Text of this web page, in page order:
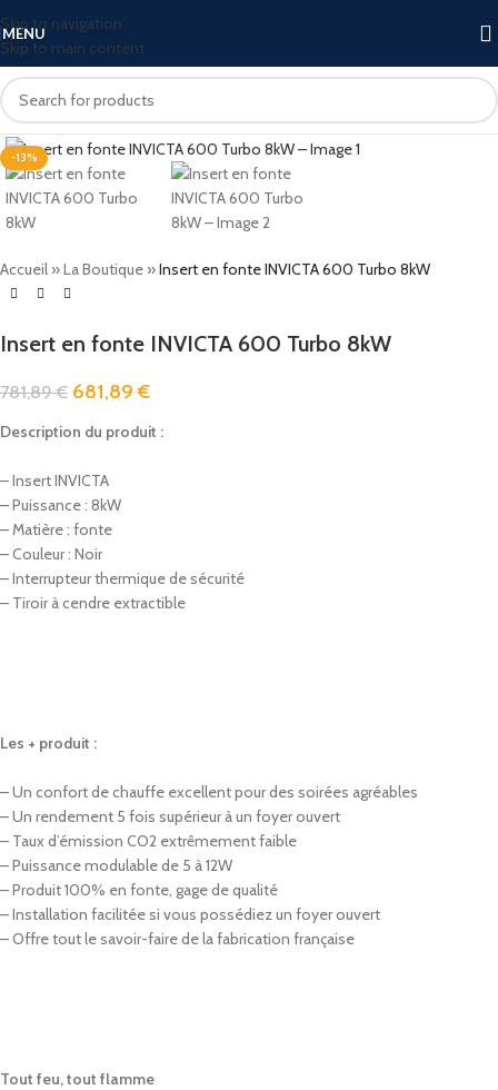
Skip to navigation
Skip to main content
MENU
-13%
Click to enlarge
Accueil »La Boutique »Insert en fonte INVICTA 600 Turbo 8kW
Insert en fonte INVICTA 600 Turbo 8kW
781,89€ 681,89€
Description du produit :
– Insert INVICTA
– Puissance : 8kW
– Matière : fonte
– Couleur : Noir
– Interrupteur thermique de sécurité
– Tiroir à cendre extractible
Les + produit :
– Un confort de chauffe excellent pour des soirées agréables
– Un rendement 5 fois supérieur à un foyer ouvert
– Taux d’émission CO2 extrêmement faible
– Puissance modulable de 5 à 12W
– Produit 100% en fonte, gage de qualité
– Installation facilitée si vous possédiez un foyer ouvert
– Offre tout le savoir-faire de la fabrication française
Tout feu, tout flamme